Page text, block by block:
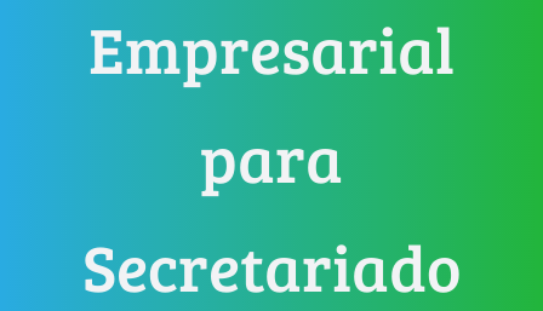
Empresarial
para
Secretariado